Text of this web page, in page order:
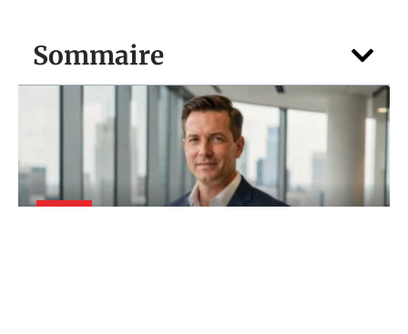
Sommaire
FOYER